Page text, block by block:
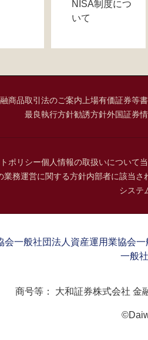
NISA制度につ
いて
商品取引法のご案内 上場有価証券等
最良執行方針勧誘方針外国証券
ポリシー個人情報の取扱いについて
業務運営に関する方針内部者に該当さ
システ
会一般社団法人資産運用業協会一
一般
商号等： 大和証券株式会社 金